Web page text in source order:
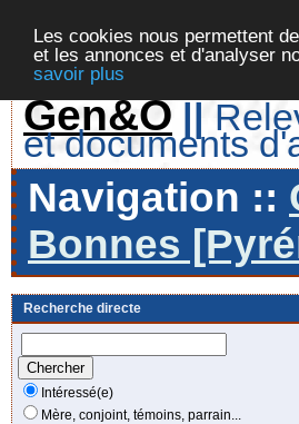
Les cookies nous permettent
et les annonces et d'analyser
savoir plus
Gen&O ||
et documents
Navigation ::
Bonnes
Recherche directe
Intéressé(e)
Mère, conjoint, témoins, parrain...